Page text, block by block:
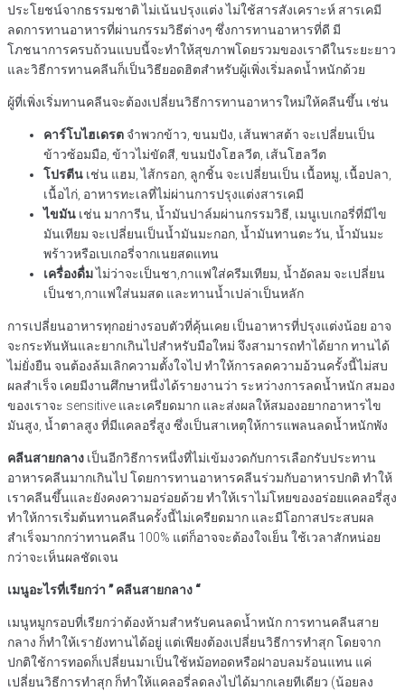
ประโยชน์จากธรรมชาติ ไม่เน้นปรุงแต่ง ไม่ใช้สารสังเคราะห์ สารเคมี
ลดการทานอาหารที่ผ่านกรรมวิธีต่างๆ ซึ่งการทานอาหารที่ดี มี
โภชนาการครบถ้วนแบบนี้จะทำให้สุขภาพโดยรวมของเราดีในระยะยาว
และวิธีการทานคลีนก็เป็นวิธียอดฮิตสำหรับผู้เพิ่งเริ่มลดน้ำหนักด้วย
ผู้ที่เพิ่งเริ่มทานคลีนจะต้องเปลี่ยนวิธีการทานอาหารใหม่ให้คลีนขึ้น เช่น
คาร์โบไฮเดรต จำพวกข้าว, ขนมปัง, เส้นพาสต้า จะเปลี่ยนเป็น
ข้าวซ้อมมือ, ข้าวไม่ขัดสี, ขนมปังโฮลวีต, เส้นโฮลวีต
โปรตีน เช่น แฮม, ไส้กรอก, ลูกชิ้น จะเปลี่ยนเป็น เนื้อหมู, เนื้อปลา,
เนื้อไก่, อาหารทะเลที่ไม่ผ่านการปรุงแต่งสารเคมี
ไขมัน เช่น มาการีน, น้ำมันปาล์มผ่านกรรมวิธี, เมนูเบเกอรี่ที่มีไข
มันเทียม จะเปลี่ยนเป็นน้ำมันมะกอก, น้ำมันทานตะวัน, น้ำมันมะ
พร้าวหรือเบเกอรี่จากเนยสดแทน
เครื่องดื่มไม่ว่าจะเป็นชา,กาแฟใส่ครีมเทียม, น้ำอัดลม จะเปลี่ยน
เป็นชา,กาแฟใส่นมสด และทานน้ำเปล่าเป็นหลัก
การเปลี่ยนอาหารทุกอย่างรอบตัวที่คุ้นเคย เป็นอาหารที่ปรุงแต่งน้อย อาจ
จะกระทันหันและยากเกินไปสำหรับมือใหม่ จึงสามารถทำได้ยาก ทานได้
ไม่ยั่งยืน จนต้องล้มเลิกความตั้งใจไป ทำให้การลดความอ้วนครั้งนี้ไม่สบ
ผลสำเร็จ เคยมีงานศึกษาหนึ่งได้รายงานว่า ระหว่างการลดน้ำหนัก สมอง
ของเราจะ sensitive และเครียดมาก และส่งผลให้สมองอยากอาหารไข
มันสูง, น้ำตาลสูง ที่มีแคลอรี่สูง ซึ่งเป็นสาเหตุให้การแพลนลดน้ำหนักพัง
คลีนสายกลาง เป็นอีกวิธีการหนึ่งที่ไม่เข้มงวดกับการเลือกรับประทาน
อาหารคลีนมากเกินไป โดยการทานอาหารคลีนร่วมกับอาหารปกติ ทำให้
เราคลีนขึ้นและยังคงความอร่อยด้วย ทำให้เราไม่โหยของอร่อยแคลอรี่สูง
ทำให้การเริ่มต้นทานคลีนครั้งนี้ไม่เครียดมาก และมีโอกาสประสบผล
สำเร็จมากกว่าทานคลีน 100% แต่ก็อาจจะต้องใจเย็น ใช้เวลาสักหน่อย
กว่าจะเห็นผลชัดเจน
เมนูอะไรที่เรียกว่า ” คลีนสายกลาง “
เมนูหมูกรอบที่เรียกว่าต้องห้ามสำหรับคนลดน้ำหนัก การทานคลีนสาย
กลาง ก็ทำให้เรายังทานได้อยู่ แต่เพียงต้องเปลี่ยนวิธีการทำสุก โดยจาก
ปกติใช้การทอดก็เปลี่ยนมาเป็นใช้หม้อทอดหรือฝาอบลมร้อนแทน แค่
เปลี่ยนวิธีการทำสุก ก็ทำให้แคลอรี่ลดลงไปได้มากเลยทีเดียว (น้อยลง